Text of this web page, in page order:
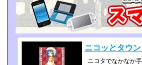
ニコッとタウ
ニコタでなかなか